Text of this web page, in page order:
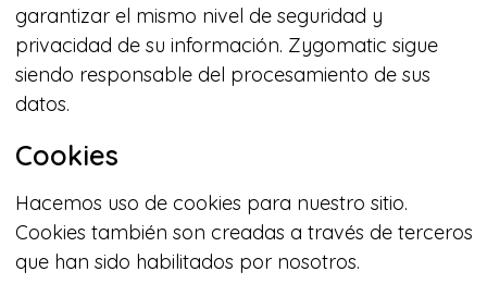
garantizar el mismo nivel de seguridad y
privacidad de su información. Zygomatic sigue
siendo responsable del procesamiento de sus
datos.
Cookies
Hacemos uso de cookies para nuestro sitio.
Cookies también son creadas a través de terceros
que han sido habilitados por nosotros.